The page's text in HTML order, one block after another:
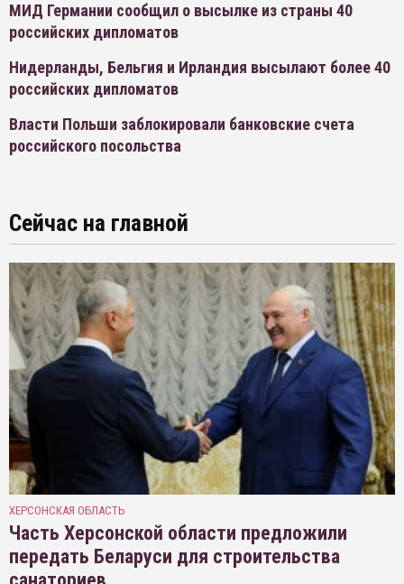
МИД Германии сообщил о высылке из страны 40
российских дипломатов
Нидерланды, Бельгия и Ирландия высылают более 40
российских дипломатов
Власти Польши заблокировали банковские счета
российского посольства
Сейчас на главной
ХЕРСОНСКАЯ ОБЛАСТЬ
Часть Херсонской области предложили
передать Беларуси для строительства